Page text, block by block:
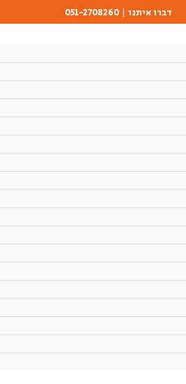
דברו איתנו | 051-2708260